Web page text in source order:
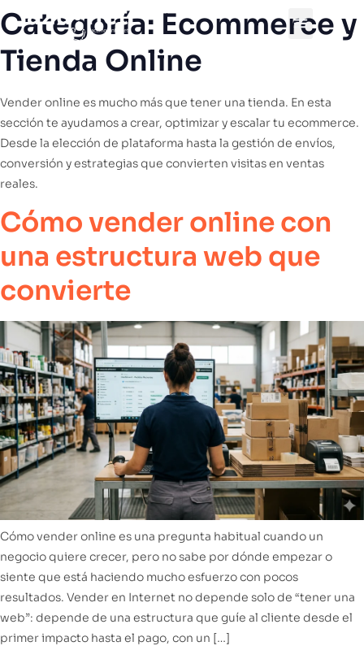
Categoría: Ecommerce y
Tienda Online
Vender online es mucho más que tener una tienda. En esta
sección te ayudamos a crear, optimizar y escalar tu ecommerce.
Desde la elección de plataforma hasta la gestión de envíos,
conversión y estrategias que convierten visitas en ventas
reales.
Cómo vender online con
una estructura web que
convierte
Cómo vender online es una pregunta habitual cuando un
negocio quiere crecer, pero no sabe por dónde empezar o
siente que está haciendo mucho esfuerzo con pocos
resultados. Vender en Internet no depende solo de “tener una
web”: depende de una estructura que guíe al cliente desde el
primer impacto hasta el pago, con un […]